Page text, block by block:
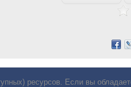
ресурсов. Если вы